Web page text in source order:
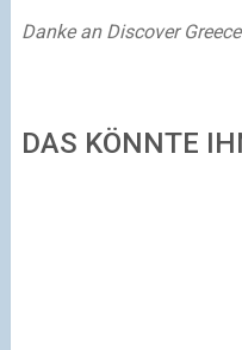
Danke an Discover
DAS KÖNNTE